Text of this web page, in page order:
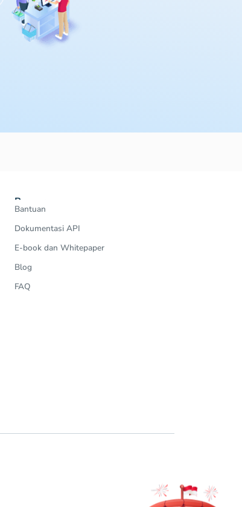
Resources
Bantuan
Dokumentasi API
E-book dan Whitepaper
Blog
FAQ